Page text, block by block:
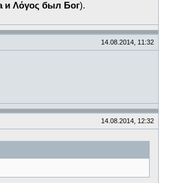
и Λόγος был Бог).
14.08.2014, 11:32
14.08.2014, 12:32